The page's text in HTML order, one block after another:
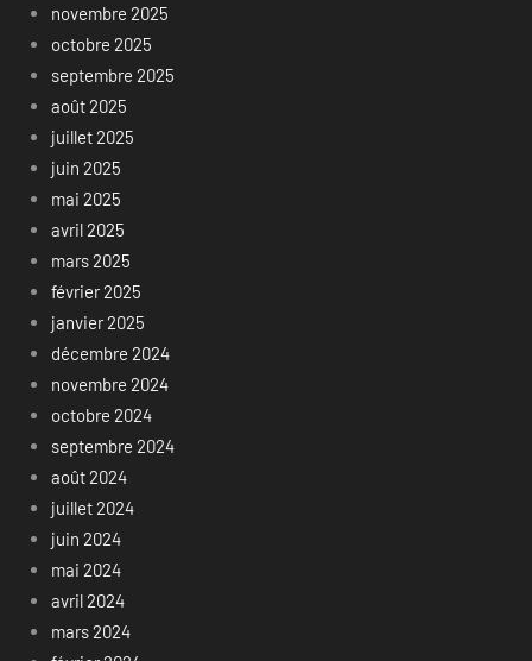
novembre 2025
octobre 2025
septembre 2025
août 2025
juillet 2025
juin 2025
mai 2025
avril 2025
mars 2025
février 2025
janvier 2025
décembre 2024
novembre 2024
octobre 2024
septembre 2024
août 2024
juillet 2024
juin 2024
mai 2024
avril 2024
mars 2024